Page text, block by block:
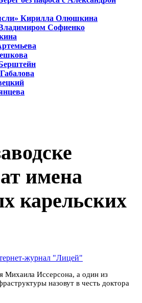
Кирилла Олюшкина
Владимиром Софиенко
имена
карельских
журнал "Лицей"
Михаила Иссерсона, а один из
назовут в честь доктора